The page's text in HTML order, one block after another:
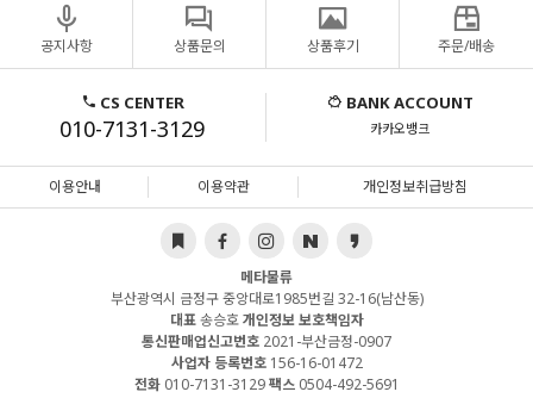
공지사항 상품문의 상품후기 주문/배송
CS CENTER
010-7131-3129
BANK ACCOUNT
카카오뱅크
이용안내 이용약관 개인정보취급방침
메타물류
부산광역시 금정구 중앙대로1985번길 32-16(남산동)
대표송승호개인정보 보호책임자
통신판매업신고번호 2021-부산금정-0907
사업자 등록번호156-16-01472
전화010-7131-3129팩스0504-492-5691